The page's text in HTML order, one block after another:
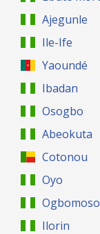
Ajegunle
Ile-Ife
Yaoundé
Ibadan
Osogbo
Abeokuta
Cotonou
Oyo
Ogbomoso
Ilorin